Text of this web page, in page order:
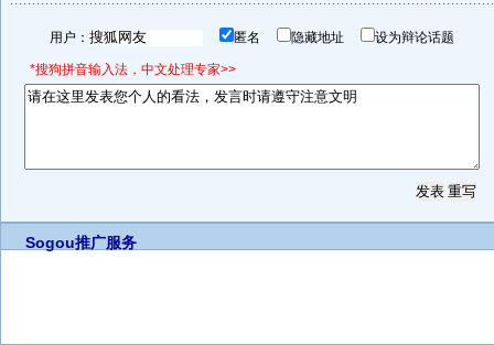
用户： 匿名 隐藏地址 设为辩论话题
*搜狗拼音输入法，中文处理专家>>
Sogou推广服务